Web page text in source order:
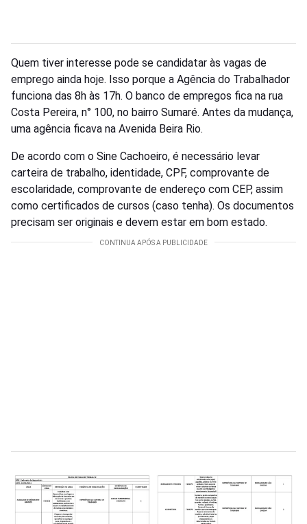
Quem tiver interesse pode se candidatar às vagas de
emprego ainda hoje. Isso porque a Agência do Trabalhador
funciona das 8h às 17h. O banco de empregos fica na rua
Costa Pereira, n° 100, no bairro Sumaré. Antes da mudança,
uma agência ficava na Avenida Beira Rio.
De acordo com o Sine Cachoeiro, é necessário levar
carteira de trabalho, identidade, CPF, comprovante de
escolaridade, comprovante de endereço com CEP, assim
como certificados de cursos (caso tenha). Os documentos
precisam ser originais e devem estar em bom estado.